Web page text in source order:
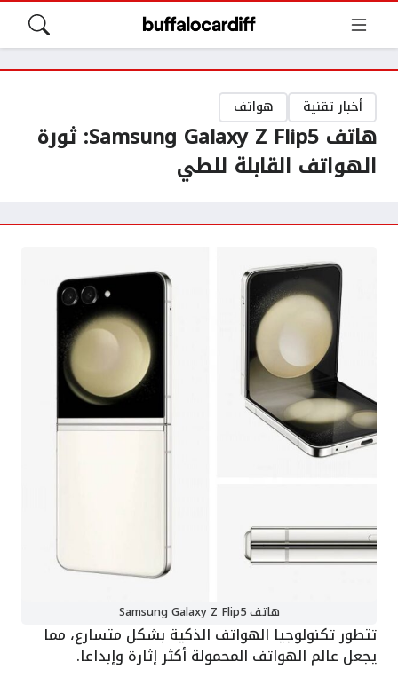
أخبار تقنية هواتف
هاتف Samsung Galaxy Z Flip5: ثورة
الهواتف القابلة للطي
هاتف Samsung Galaxy Z Flip5
تتطور تكنولوجيا الهواتف الذكية بشكل متسارع، مما
يجعل عالم الهواتف المحمولة أكثر إثارة وإبداعا.